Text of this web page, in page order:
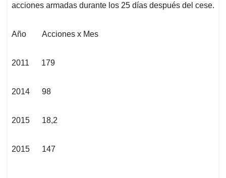
acciones armadas durante los 25 días después del cese.
Año Acciones x Mes
2011 179
2014 98
2015 18,2
2015 147